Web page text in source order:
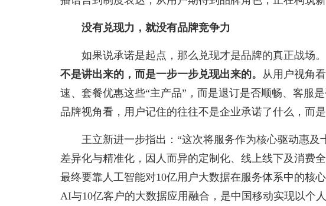
没有兑现力，就没有品牌竞争力
如果说承诺是起点，那么兑现才是品牌的真正战场
不是讲出来的，而是一步一步兑现出来的。 从用户视角
速、套餐优惠这些“主产品”，而是退订是否顺畅、客服
品牌视角看，用户记住的往往不是企业承诺了什么，而
王立新进一步指出：“这次将服务作为核心驱动惠
差异化与精准化，因人而异的定制化、线上线下及消费
最终要靠人工智能对10亿用户大数据在服务体系中的核
AI与10亿客户的大数据应用融合，是中国移动实现以个